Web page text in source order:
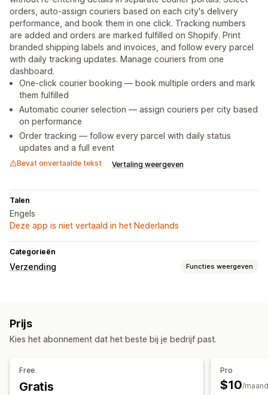
orders, auto-assign couriers based on each city's delivery
performance, and book them in one click. Tracking numbers
are added and orders are marked fulfilled on Shopify. Print
branded shipping labels and invoices, and follow every parcel
with daily tracking updates. Manage couriers from one
dashboard.
One-click courier booking — book multiple orders and mark
them fulfilled
Automatic courier selection — assign couriers per city based
on performance
Order tracking — follow every parcel with daily status
updates and a full event
Bevat onvertaalde tekst Vertaling weergeven
Talen
Engels
Deze app is niet vertaald in het Nederlands
Categorieën
Verzending Functies weergeven
Pakbonnen
Synchronisatie van bestellingen
Tracking in realtime
Prijs
Kies het abonnement dat het beste bij je bedrijf past.
Free
Gratis
Pro
$10/maand